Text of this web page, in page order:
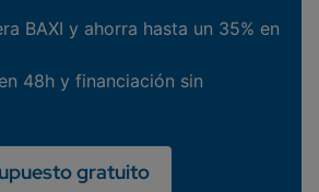
BAXI y ahorra hasta un 35% en
48h y financiación sin
gratuito